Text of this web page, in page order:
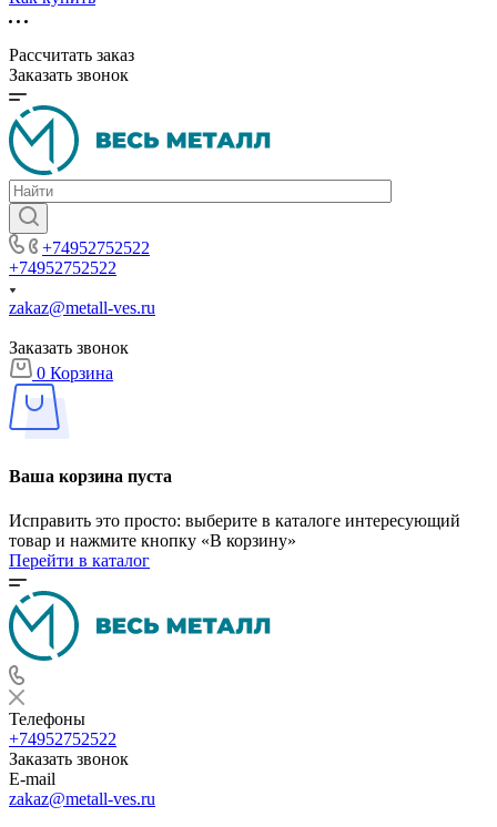
Рассчитать заказ
Заказать звонок
+74952752522
+74952752522
zakaz@metall-ves.ru
Заказать звонок
0 Корзина
Ваша корзина пуста
Исправить это просто: выберите в каталоге интересующий
товар и нажмите кнопку «В корзину»
Перейти в каталог
Телефоны
+74952752522
Заказать звонок
E-mail
zakaz@metall-ves.ru